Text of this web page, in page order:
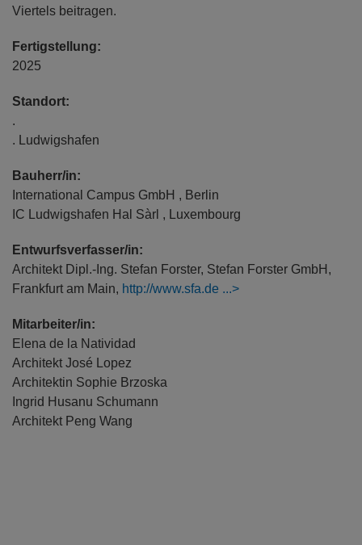
Viertels beitragen.
Fertigstellung:
2025
Standort:
.
. Ludwigshafen
Bauherr/in:
International Campus GmbH , Berlin
IC Ludwigshafen Hal Sàrl , Luxembourg
Entwurfsverfasser/in:
Architekt Dipl.-Ing. Stefan Forster, Stefan Forster GmbH,
Frankfurt am Main, http://www.sfa.de
Mitarbeiter/in:
Elena de la Natividad
Architekt José Lopez
Architektin Sophie Brzoska
Ingrid Husanu Schumann
Architekt Peng Wang